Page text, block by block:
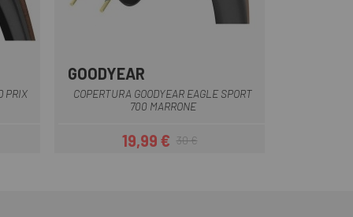
PRIX
GOODYEAR
COPERTURA GOODYEAR EAGLE SPORT
700 MARRONE
Prezzo
19,99 €Prezzo base
30 €